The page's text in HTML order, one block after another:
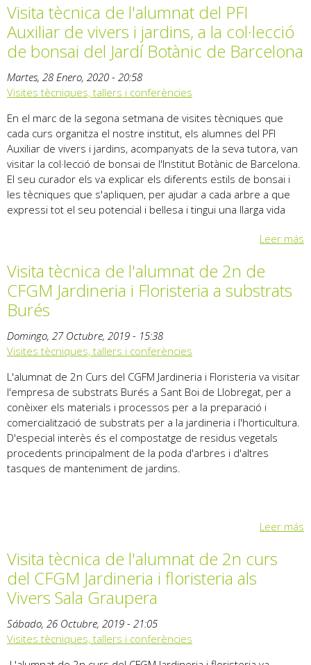
Visita tècnica de l'alumnat del PFI
Auxiliar de vivers i jardins, a la col·lecció
de bonsai del Jardí Botànic de Barcelona
Martes, 28 Enero, 2020 - 20:58
Visites tècniques, tallers i conferències
En el marc de la segona setmana de visites tècniques que
cada curs organitza el nostre institut, els alumnes del PFI
Auxiliar de vivers i jardins, acompanyats de la seva tutora, van
visitar la col·lecció de bonsai de l'Institut Botànic de Barcelona.
El seu curador els va explicar els diferents estils de bonsai i
les tècniques que s'apliquen, per ajudar a cada arbre a que
expressi tot el seu potencial i bellesa i tingui una llarga vida
Leer más
Visita tècnica de l'alumnat de 2n de
CFGM Jardineria i Floristeria a substrats
Burés
Domingo, 27 Octubre, 2019 - 15:38
Visites tècniques, tallers i conferències
L'alumnat de 2n Curs del CGFM Jardineria i Floristeria va visitar
l'empresa de substrats Burés a Sant Boi de Llobregat, per a
conèixer els materials i processos per a la preparació i
comercialització de substrats per a la jardineria i l'horticultura.
D'especial interès és el compostatge de residus vegetals
procedents principalment de la poda d'arbres i d'altres
tasques de manteniment de jardins.
Leer más
Visita tècnica de l'alumnat de 2n curs
del CFGM Jardineria i floristeria als
Vivers Sala Graupera
Sábado, 26 Octubre, 2019 - 21:05
Visites tècniques, tallers i conferències